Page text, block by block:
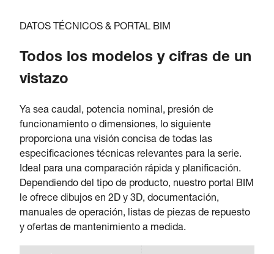
DATOS TÉCNICOS & PORTAL BIM
Todos los modelos y cifras de un
vistazo
Ya sea caudal, potencia nominal, presión de
funcionamiento o dimensiones, lo siguiente
proporciona una visión concisa de todas las
especificaciones técnicas relevantes para la serie.
Ideal para una comparación rápida y planificación.
Dependiendo del tipo de producto, nuestro portal BIM
le ofrece dibujos en 2D y 3D, documentación,
manuales de operación, listas de piezas de repuesto
y ofertas de mantenimiento a medida.